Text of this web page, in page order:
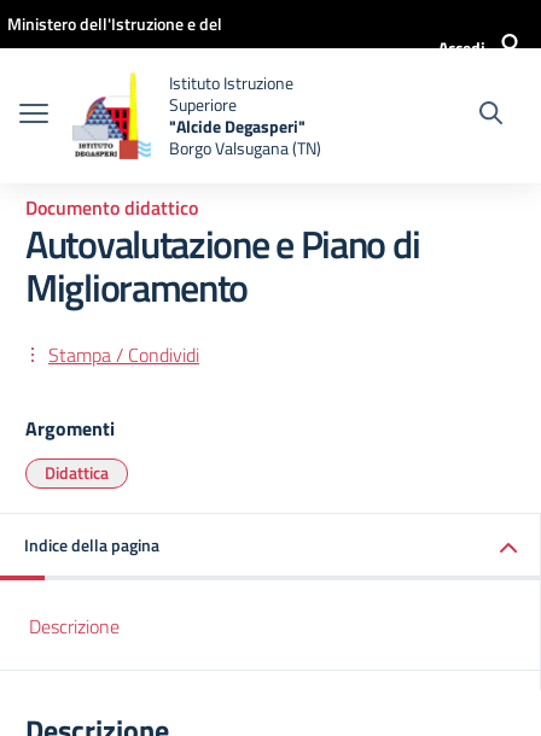
Vai ai contenuti
Vai al menu di navigazione
Vai al footer
Ministero dell'Istruzione e del
Accedi
Istituto Istruzione
Superiore
"Alcide Degasperi"
Borgo Valsugana (TN)
Documento didattico
Autovalutazione e Piano di
Miglioramento
Stampa / Condividi
Argomenti
Didattica
Indice della pagina
Descrizione